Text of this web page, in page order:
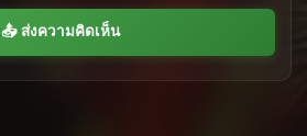
📤 ส่งความคิดเห็น